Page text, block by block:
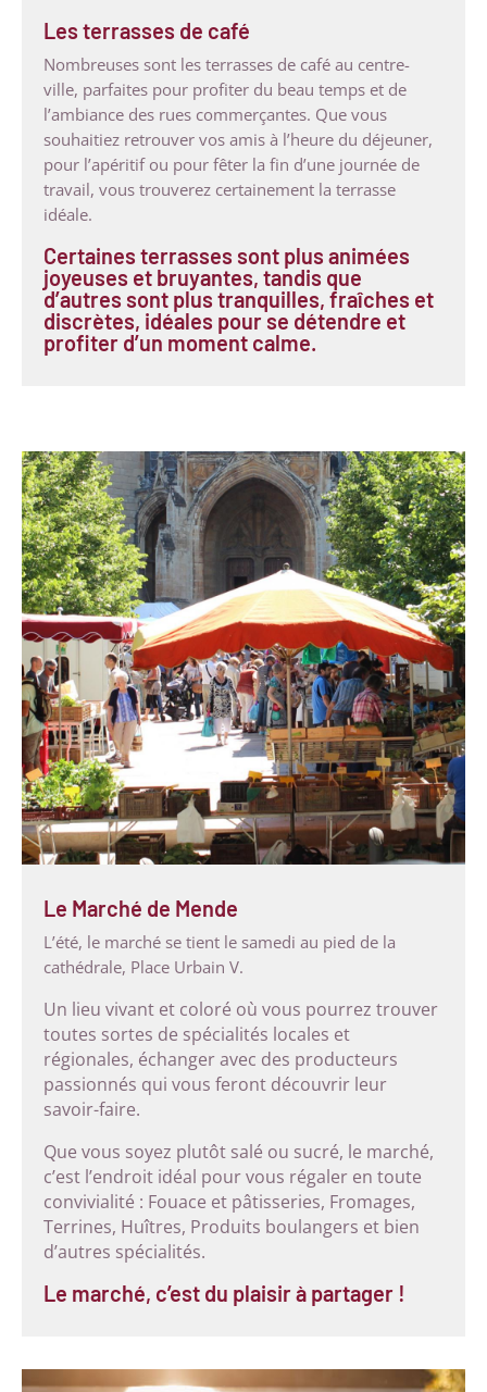
Les terrasses de café
Nombreuses sont les terrasses de café au centre-
ville, parfaites pour profiter du beau temps et de
l’ambiance des rues commerçantes. Que vous
souhaitiez retrouver vos amis à l’heure du déjeuner,
pour l’apéritif ou pour fêter la fin d’une journée de
travail, vous trouverez certainement la terrasse
idéale.
Certaines terrasses sont plus animées
joyeuses et bruyantes, tandis que
d’autres sont plus tranquilles, fraîches et
discrètes, idéales pour se détendre et
profiter d’un moment calme.
Le Marché de Mende
L’été, le marché se tient le samedi au pied de la
cathédrale, Place Urbain V.
Un lieu vivant et coloré où vous pourrez trouver
toutes sortes de spécialités locales et
régionales, échanger avec des producteurs
passionnés qui vous feront découvrir leur
savoir-faire.
Que vous soyez plutôt salé ou sucré, le marché,
c’est l’endroit idéal pour vous régaler en toute
convivialité : Fouace et pâtisseries, Fromages,
Terrines, Huîtres, Produits boulangers et bien
d’autres spécialités.
Le marché, c’est du plaisir à partager !